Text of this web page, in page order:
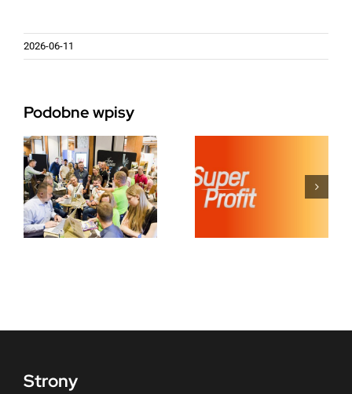
2026-06-11
Podobne wpisy
Aplikacja
Superprofit
już jest
wdrażana
w
Livio –
Strony